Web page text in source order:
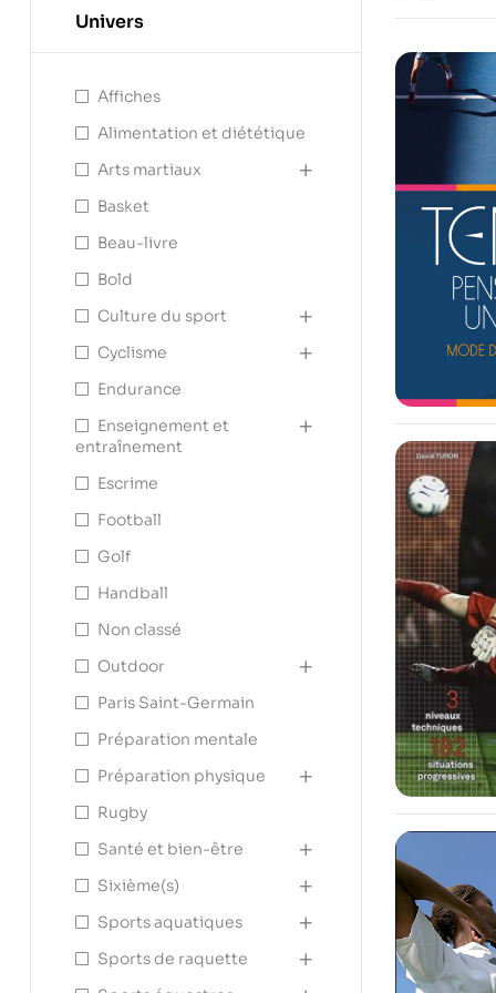
Univers
Affiches
Alimentation et diététique
Arts martiaux
Basket
Beau-livre
Bold
Culture du sport
Cyclisme
Endurance
Enseignement et
entraînement
Escrime
Football
Golf
Handball
Non classé
Outdoor
Paris Saint-Germain
Préparation mentale
Préparation physique
Rugby
Santé et bien-être
Sixième(s)
Sports aquatiques
Sports de raquette